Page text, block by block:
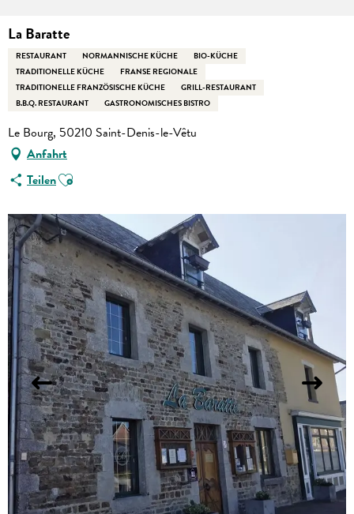
La Baratte
RESTAURANT NORMANNISCHE KÜCHE
BIO-KÜCHE
TRADITIONELLE KÜCHE
FRANSE REGIONALE
TRADITIONELLE FRANZÖSISCHE KÜCHE
GRILL-RESTAURANT
B.B.Q. RESTAURANT
GASTRONOMISCHES BISTRO
Le Bourg, 50210 Saint-Denis-le-Vêtu
Anfahrt
TeilenAjouter aux favoris